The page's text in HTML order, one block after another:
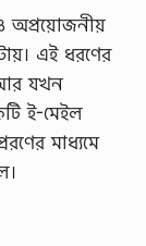
অপ্রয়োজনীয়
এই ধরণের
আর যখন
ই-মেইল
মাধ্যমে